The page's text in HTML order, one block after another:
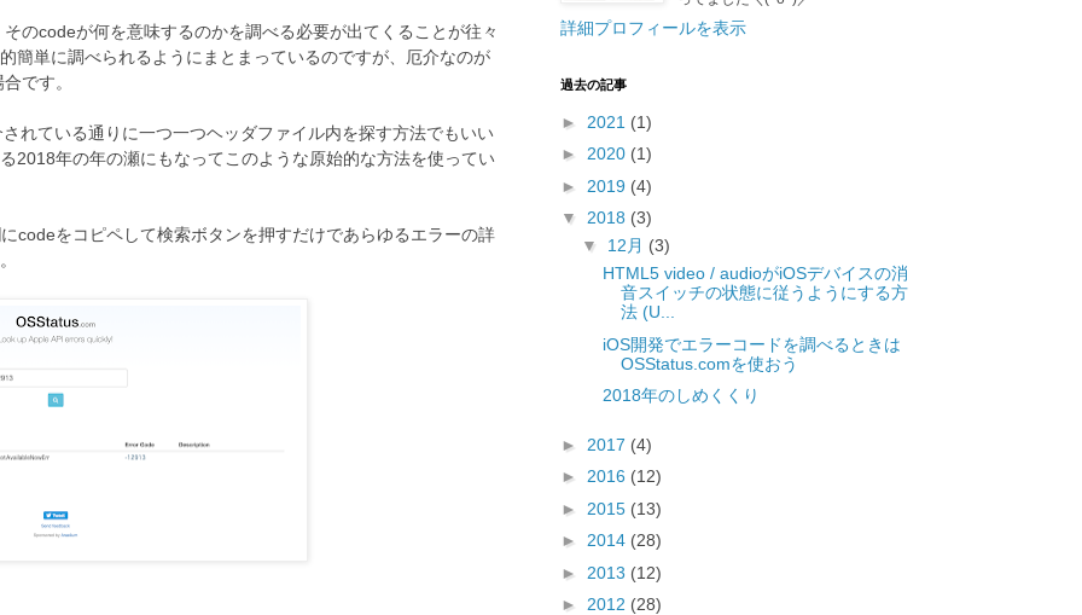
のcodeが何を意味するのかを調べる必要が出てくることが往々
簡単に調べられるようにまとまっているのですが、厄介なのが
です。
れている通りに一つ一つヘッダファイル内を探す方法でもいい
2018年の年の瀬にもなってこのような原始的な方法を使ってい
codeをコピペして検索ボタンを押すだけであらゆるエラーの詳
詳細プロフィールを表示
過去の記事
► 2021 (1)
► 2020 (1)
► 2019 (4)
▼ 2018 (3)
▼ 12月 (3)
HTML5 video / audioがiOSデバイスの消
音スイッチの状態に従うようにする方
法 (U...
iOS開発でエラーコードを調べるときは
OSStatus.comを使おう
2018年のしめくくり
► 2017 (4)
► 2016 (12)
► 2015 (13)
► 2014 (28)
► 2013 (12)
► 2012 (28)